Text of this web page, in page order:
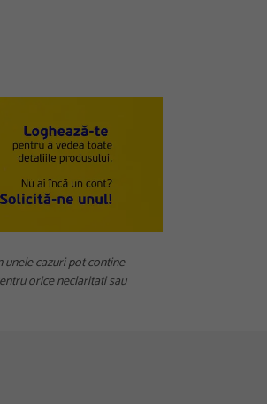
cazuri pot contine
orice neclaritati sau